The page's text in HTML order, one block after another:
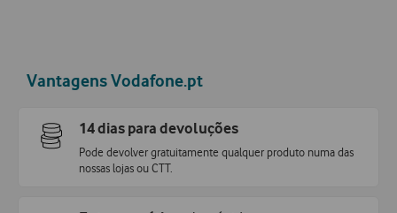
Vantagens Vodafone.pt
14 dias para devoluções
Pode devolver gratuitamente qualquer produto numa das
nossas lojas ou CTT.